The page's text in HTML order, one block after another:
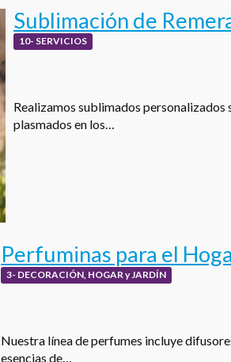
Sublimación de
10- SERVICIOS
Realizamos sublimados
plasmados en los…
Perfuminas para el
3- DECORACIÓN, HOGAR y JARDÍN
Nuestra línea de perfumes incluye
esencias de…